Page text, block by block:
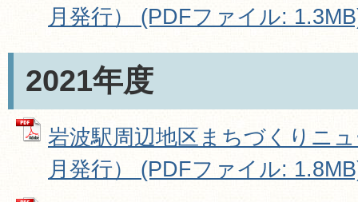
月発行） (PDFファイル:
2021年度
岩波駅周辺地区まちづくりニ
月発行） (PDFファイル: